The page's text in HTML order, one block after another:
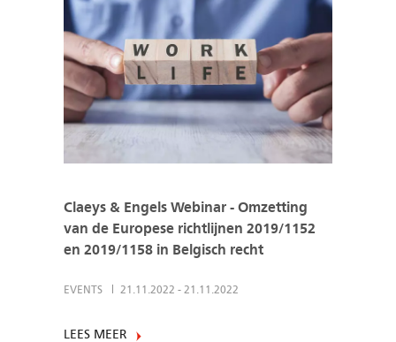
Claeys & Engels Webinar - Omzetting
van de Europese richtlijnen 2019/1152
en 2019/1158 in Belgisch recht
EVENTS 21.11.2022 - 21.11.2022
LEES MEER